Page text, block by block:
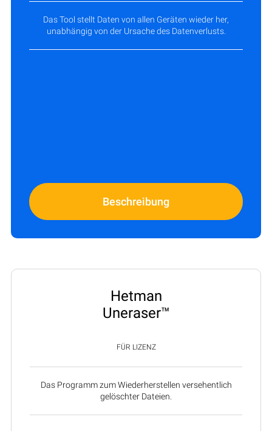
Das Tool stellt Daten von allen Geräten wieder her,
unabhängig von der Ursache des Datenverlusts.
Beschreibung
Hetman
Uneraser™
FÜR LIZENZ
Das Programm zum Wiederherstellen versehentlich
gelöschter Dateien.